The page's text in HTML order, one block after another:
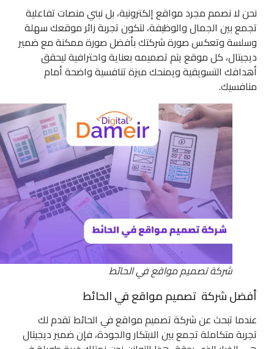
نحن لا نصمم مجرد مواقع إلكترونية، بل نبني منصات تفاعلية
تجمع بين الجمال والوظيفة، لتكون تجربة زائر موقعك سهلة
وسلسة وتعكس صورة شركتك بأفضل صورة ممكنة مع ضمير
ديجيتال، كل موقع يتم تصميمه بعناية واحترافية ليحقق
أهدافك التسويقية ويمنحك ميزة تنافسية واضحة أمام
منافسيك.
شركة تصميم مواقع في الحائط
أفضل شركة تصميم مواقع في الحائط
عندما تبحث عن شركة تصميم مواقع في الحائط تقدم لك
تجربة متكاملة تجمع بين الابتكار والجودة، فإن ضمير ديجيتال